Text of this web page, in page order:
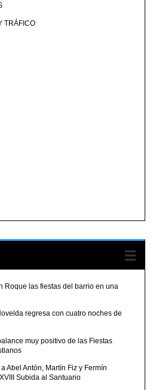
TRÁFICO
Roque las fiestas del barrio en una
regresa con cuatro noches de
muy positivo de las Fiestas
Abel Antón, Martín Fiz y Fermín
Subida al Santuario